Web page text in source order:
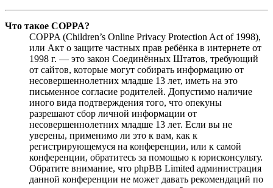
Что такое COPPA?
COPPA (Children’s Online Privacy Protection Act of 1998),
или Акт о защите частных прав ребёнка в интернете от
1998 г. — это закон Соединённых Штатов, требующий
от сайтов, которые могут собирать информацию от
несовершеннолетних младше 13 лет, иметь на это
письменное согласие родителей. Допустимо наличие
иного вида подтверждения того, что опекуны
разрешают сбор личной информации от
несовершеннолетних младше 13 лет. Если вы не
уверены, применимо ли это к вам, как к
регистрирующемуся на конференции, или к самой
конференции, обратитесь за помощью к юрисконсульту.
Обратите внимание, что phpBB Limited администрация
данной конференции не может давать рекомендаций по